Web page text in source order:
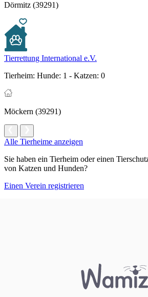
Dörmitz (39291)
Tierrettung International e.V.
Tierheim: Hunde: 1 - Katzen: 0
Möckern (39291)
Alle Tierheime anzeigen
Sie haben ein Tierheim oder einen
von Katzen und Hunden?
Einen Verein registrieren